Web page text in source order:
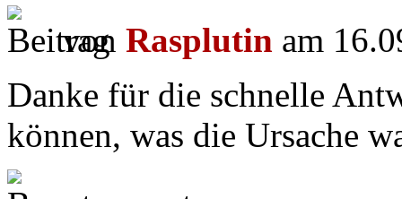
von Rasplutin am
Danke für die schnelle
können, was die Ursache